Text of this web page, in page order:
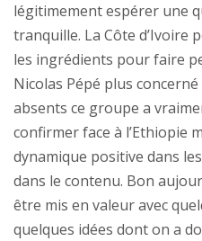
légitimement espérer une
tranquille. La Côte d’Ivoire
les ingrédients pour faire
Nicolas Pépé plus
absents ce groupe a
confirmer face à l’Ethiopie
dynamique positive dans
dans le contenu. Bon
être mis en valeur avec
quelques idées dont on a